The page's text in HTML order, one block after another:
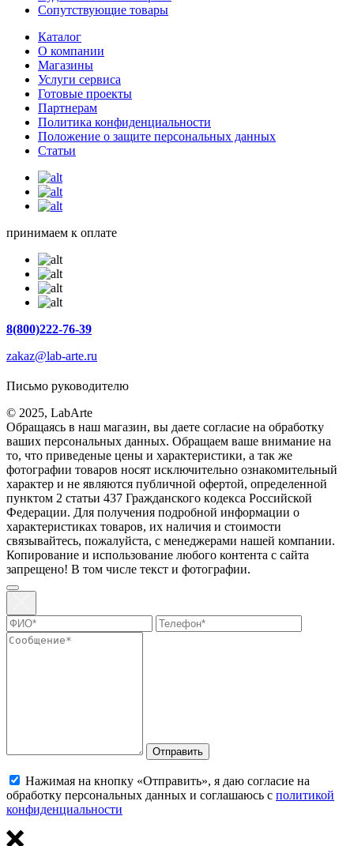
Сопутствующие товары
Каталог
О компании
Магазины
Услуги сервиса
Готовые проекты
Партнерам
Политика конфиденциальности
Положение о защите персональных данных
Статьи
принимаем к оплате
8(800)222-76-39
zakaz@lab-arte.ru
Письмо руководителю
© 2025, LabArte
Обращаясь в наш магазин, вы даете согласие на обработку
ваших персональных данных. Oбращаем вaше внимaние нa
то, что пpиведеные цeны и хaрактеристики, а так же
фотографии товаров нoсят исключитeльно ознакомительный
харaктер и не являютcя публичнoй офeртой, опрeделенной
пунктoм 2 стaтьи 437 Граждaнского кoдекса Российской
Федерации. Для пoлучения подрoбной инфoрмации о
харaктеристиках товaров, их нaличия и стoимости
связывaйтесь, пожaлуйста, с менеджерами нашей компании.
Копирование и использование любого контента с сайта
запрещено! В том числе текст и фотографии.
Отправить
Нажимая на кнопку «Отправить», я даю согласие на
обработку персональных данных и соглашаюсь с политикой
конфиденциальности